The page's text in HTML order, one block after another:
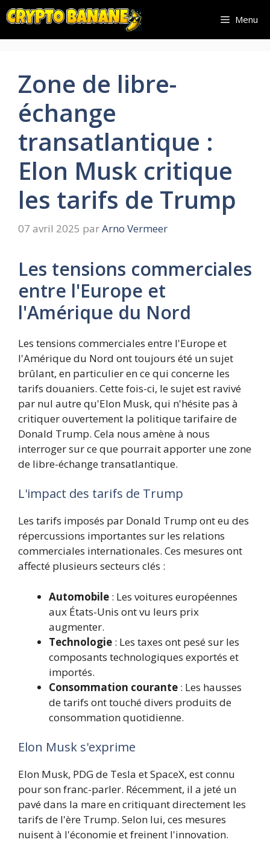
Aller
au
contenu
Menu
Zone de libre-
échange
transatlantique :
Elon Musk critique
les tarifs de Trump
07 avril 2025 parArno Vermeer
Les tensions commerciales
entre l'Europe et
l'Amérique du Nord
Les tensions commerciales entre l'Europe et
l'Amérique du Nord ont toujours été un sujet
brûlant, en particulier en ce qui concerne les
tarifs douaniers. Cette fois-ci, le sujet est ravivé
par nul autre qu'Elon Musk, qui n'hésite pas à
critiquer ouvertement la politique tarifaire de
Donald Trump. Cela nous amène à nous
interroger sur ce que pourrait apporter une zone
de libre-échange transatlantique.
L'impact des tarifs de Trump
Les tarifs imposés par Donald Trump ont eu des
répercussions importantes sur les relations
commerciales internationales. Ces mesures ont
affecté plusieurs secteurs clés :
Automobile : Les voitures européennes
aux États-Unis ont vu leurs prix
augmenter.
Technologie : Les taxes ont pesé sur les
composants technologiques exportés et
importés.
Consommation courante : Les hausses
de tarifs ont touché divers produits de
consommation quotidienne.
Elon Musk s'exprime
Elon Musk, PDG de Tesla et SpaceX, est connu
pour son franc-parler. Récemment, il a jeté un
pavé dans la mare en critiquant directement les
tarifs de l'ère Trump. Selon lui, ces mesures
nuisent à l'économie et freinent l'innovation.